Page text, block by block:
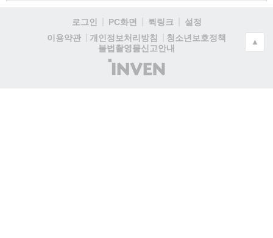
로그인 PC화면 퀵링크
설정
이용약관
개인정보처리방침
청소년보호정책
불법촬영물신고안내
(주)
인
▲